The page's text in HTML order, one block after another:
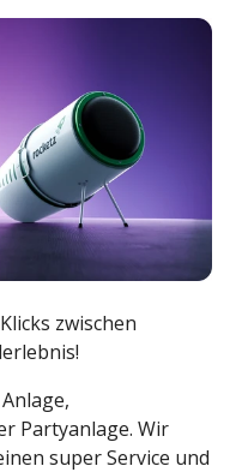
zwischen
Partyanlage. Wir
super Service und